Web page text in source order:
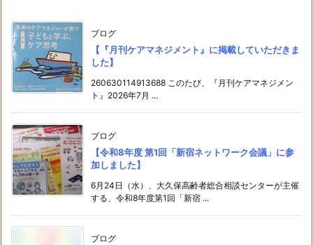
ブログ
【『月刊ケアマネジメント』に掲載していただきま
した】
260630114913688 このたび、『月刊ケアマネジメン
ト』2026年7月 ...
ブログ
【令和8年度 第1回「新宿ネットワーク会議」に参
加しました】
6月24日（水）、大久保高齢者総合相談センターが主催
する、令和8年度第1回「新宿 ...
ブログ